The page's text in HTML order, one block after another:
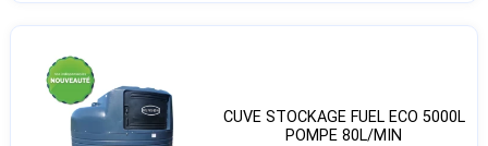
CUVE STOCKAGE FUEL ECO 5000L
POMPE 80L/MIN